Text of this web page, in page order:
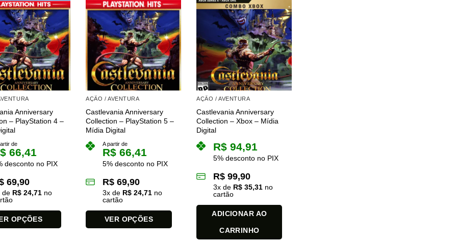
Anniversary
– PlayStation 4 –
de
66,41
desconto no PIX
69,90
de R$24,71no
OPÇÕES
AÇÃO / AVENTURA
Castlevania Anniversary
Collection – PlayStation 5 –
Mídia Digital
A partir de
R$ 66,41
5% desconto no PIX
R$ 69,90
3x de R$ 24,71 no
cartão
VER OPÇÕES
AÇÃO / AVENTURA
Castlevania Anniversary
Collection – Xbox – Mídia
Digital
R$ 94,91
5% desconto no PIX
R$ 99,90
3x de R$ 35,31 no
cartão
ADICIONAR AO
CARRINHO